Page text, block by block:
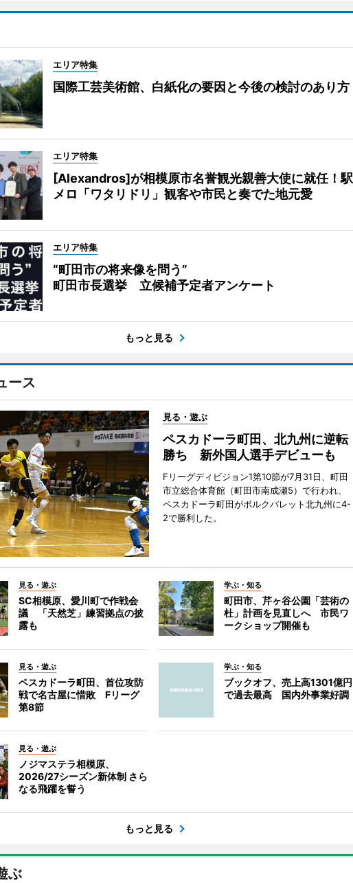
エリア特集
国際工芸美術館、白紙化の要因と今後の検討のあり方
エリア特集
[Alexandros]が相模原市名誉観光親善大使に就任！駅
メロ「ワタリドリ」観客や市民と奏でた地元愛
エリア特集
“町田市の将来像を問う”
町田市長選挙 立候補予定者アンケート
もっと見る
ース
見る・遊ぶ
ペスカドーラ町田、北九州に逆転
勝ち 新外国人選手デビューも
Fリーグディビジョン1第10節が7月31日、町田
市立総合体育館（町田市南成瀬5）で行われ、
ペスカドーラ町田がボルクバレット北九州に4-
2で勝利した。
見る・遊ぶ
SC相模原、愛川町で作戦会
議 「天然芝」練習拠点の披
露も
学ぶ・知る
町田市、芹ヶ谷公園「芸術の
杜」計画を見直しへ 市民ワ
ークショップ開催も
見る・遊ぶ
ペスカドーラ町田、首位攻防
戦で名古屋に惜敗 Fリーグ
第8節
学ぶ・知る
ブックオフ、売上高1301億円
で過去最高 国内外事業好調
見る・遊ぶ
ノジマステラ相模原、
2026/27シーズン新体制 さら
なる飛躍を誓う
もっと見る
ぶ